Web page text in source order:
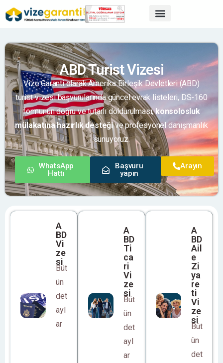
ABD Turist Vizesi
Vize Garanti olarak Amerika Birleşik Devletleri (ABD)
turist vizesi başvurularında güncel evrak listeleri, DS-160
formunun doğru ve tutarlı doldurulması,konsolosluk
mülakatına hazırlık desteğive profesyonel danışmanlık
sunuyoruz.
WhatsApp
Hattı
Başvuru
yapın
Arayın
A
BD
Vi
ze
si
Büt
ün
det
ayl
ar
A
BD
Ti
ca
ri
Vi
ze
si
Büt
ün
det
ayl
ar
A
BD
Ail
e
Zi
ya
re
ti
Vi
ze
si
Büt
ün
det